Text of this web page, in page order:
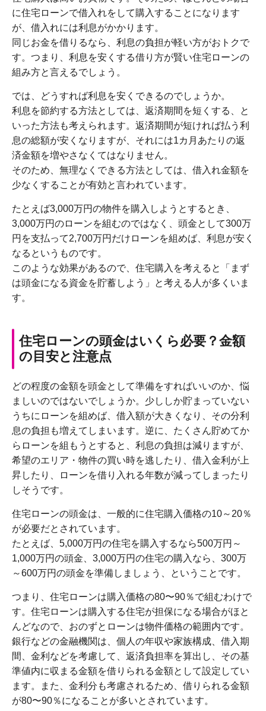
に住宅ローンで借入れをして購入することになります
が、借入れには利息がかかります。
同じお金を借りるなら、利息の負担が軽い方がおトクで
す。つまり、利息を安くする借り方が賢い住宅ローンの
組み方と言えるでしょう。
では、どうすれば利息を安くできるのでしょうか。
利息を節約する方法としては、返済期間を短くする、と
いった方法も考えられます。返済期間が短ければ払う利
息の総額が安くなりますが、それには1カ月あたりの返
済金額を増やさなくてはなりません。
そのため、無理なくできる方法としては、借入れ金額を
少なくすることが有効と言われています。
たとえば3,000万円の物件を購入しようとするとき、
3,000万円のローンを組むのではなく、頭金として300万
円を支払って2,700万円だけローンを組めば、利息が安く
なるというものです。
このような効果があるので、住宅購入を考えると「まず
は頭金になる資金を貯蓄しよう」と考える人が多くいま
す。
住宅ローンの頭金はいくら必要？金額
の目安と注意点
どの程度の金額を頭金として準備をすればいいのか、悩
ましいのではないでしょうか。少ししか貯まっていない
うちにローンを組めば、借入額が大きくなり、その分利
息の負担も増えてしまいます。逆に、たくさん貯めてか
らローンを組もうとすると、利息の負担は減りますが、
希望のエリア・物件の買い時を逃したり、借入金利が上
昇したり、ローンを借り入れる年数が減ってしまったり
しそうです。
住宅ローンの頭金は、一般的に住宅購入価格の10～20％
が必要だとされています。
たとえば、5,000万円の住宅を購入するなら500万円～
1,000万円の頭金、3,000万円の住宅の購入なら、300万
～600万円の頭金を準備しましょう、ということです。
つまり、住宅ローンは購入価格の80〜90％で組むわけで
す。住宅ローンは購入する住宅が担保になる場合がほと
んどなので、おのずとローンは物件価格の範囲内です。
銀行などの金融機関は、個人の年収や家族構成、借入期
間、金利などを考慮して、返済負担率を算出し、その基
準値内に収まる金額を借りられる金額として設定してい
ます。また、金利分も考慮されるため、借りられる金額
が80〜90％になることが多いとされています。